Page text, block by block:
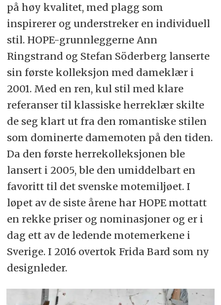
på høy kvalitet, med plagg som
inspirerer og understreker en individuell
stil. HOPE-grunnleggerne Ann
Ringstrand og Stefan Söderberg lanserte
sin første kolleksjon med dameklær i
2001. Med en ren, kul stil med klare
referanser til klassiske herreklær skilte
de seg klart ut fra den romantiske stilen
som dominerte damemoten på den tiden.
Da den første herrekolleksjonen ble
lansert i 2005, ble den umiddelbart en
favoritt til det svenske motemiljøet. I
løpet av de siste årene har HOPE mottatt
en rekke priser og nominasjoner og er i
dag ett av de ledende motemerkene i
Sverige. I 2016 overtok Frida Bard som ny
designleder.